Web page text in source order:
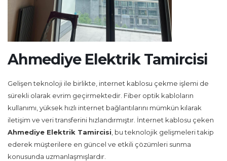
Ahmediye Elektrik Tamircisi
Gelişen teknoloji ile birlikte, internet kablosu çekme işlemi de
sürekli olarak evrim geçirmektedir. Fiber optik kabloların
kullanımı, yüksek hızlı internet bağlantılarını mümkün kılarak
iletişim ve veri transferini hızlandırmıştır. İnternet kablosu çeken
Ahmediye Elektrik Tamircisi , bu teknolojik gelişmeleri takip
ederek müşterilere en güncel ve etkili çözümleri sunma
konusunda uzmanlaşmışlardır.